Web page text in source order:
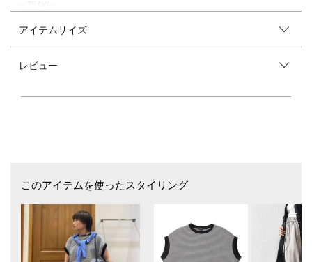
女性の日常のあらゆるシーンを彩るエブリデイ・ラグジュアリーを提供す
「ANNIVERSARY CARNIVAL」が、50周年を記念したSHIPSのネイビーカ
いつまでも飽きのこないリュクスなバッグ＆レザーグッズのコレクション
として、世界中のバイヤー･スタイリストから愛されてやまないJ&Mデヴ
ィッドソンは、イギリス人のJohnとフランス人のMoniqueの運命的な出
逢いによって誕生しました。1976年に活動を開始し、1984年には夫婦の
イニシャルを冠したブランドとしてデビュー。J&Mデヴィッドソンならで
はの気品ある愛らしいデザインは瞬く間に人気を博しました。その永遠の
ベーシックとさえ言われる秘密は、ベーシックなアイテムに最小限のモー
アイテムサイズ
レビュー
このアイテムを使ったスタイリング